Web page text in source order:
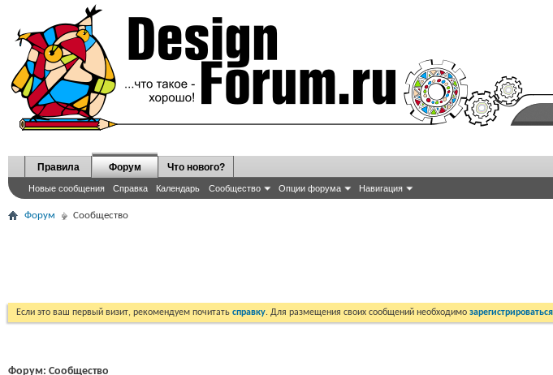
Правила Форум
Новые сообщения Справка Календарь Сообщество Опции форума Навигация
Что нового?
Форум Сообщество
Если это ваш первый визит, рекомендуем почитать справку. Для размещения своих сообщений необходимо зарегистрироваться
Форум: Сообщество